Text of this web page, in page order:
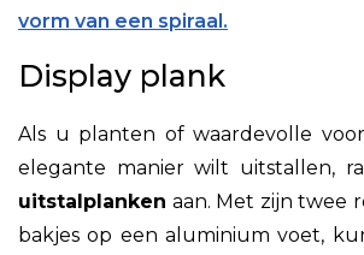
vorm van een spiraal.
Display plank
Als u planten of waardevolle
elegante manier wilt uitstallen,
uitstalplanken aan. Met zijn twee
bakjes op een aluminium voet,